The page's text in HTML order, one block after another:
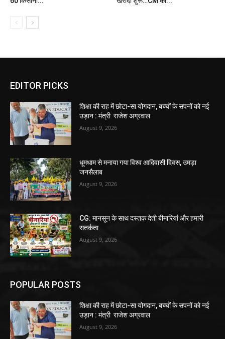
EDITOR PICKS
शिक्षा की राह में छोटा-सा योगदान, बच्चों के सपनों को नई
उड़ान : मंत्री राजेश अग्रवाल
August 9, 2026
धूमधाम से मनाया गया विश्व आदिवासी दिवस, उमड़ा
जनसैलाब
August 9, 2026
CG: मानसून के साथ दस्तक देती बीमारियां और हमारी
सतर्कता
August 9, 2026
POPULAR POSTS
शिक्षा की राह में छोटा-सा योगदान, बच्चों के सपनों को नई
उड़ान : मंत्री राजेश अग्रवाल
August 9, 2026